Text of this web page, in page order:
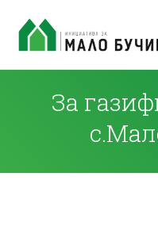
За